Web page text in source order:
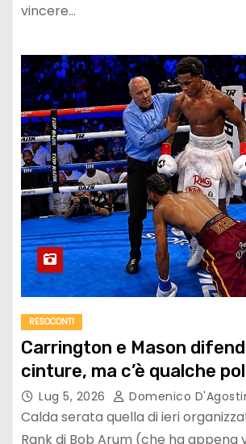
vincere…
RESOCONTI
Carrington e Mason
cinture, ma c’è qualche
Lug 5, 2026 Domenico
Calda serata quella di ieri
Rank di Bob Arum (che ha appena